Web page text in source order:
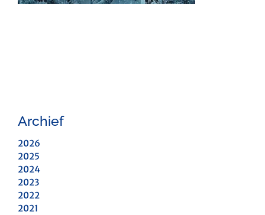
Archief
2026
2025
2024
2023
2022
2021